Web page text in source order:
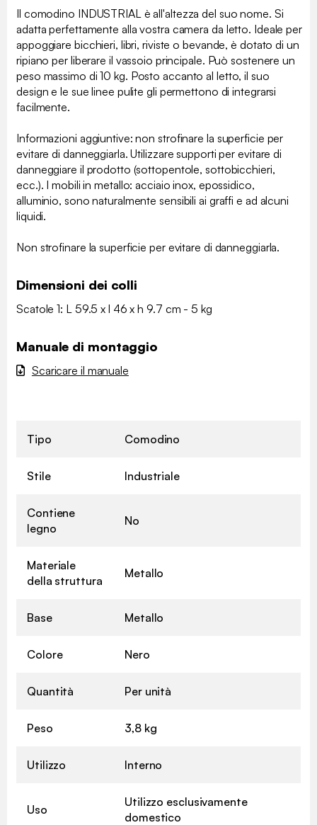
Il comodino INDUSTRIAL è all'altezza del suo nome. Si
adatta perfettamente alla vostra camera da letto. Ideale per
appoggiare bicchieri, libri, riviste o bevande, è dotato di un
ripiano per liberare il vassoio principale. Può sostenere un
peso massimo di 10 kg. Posto accanto al letto, il suo
design e le sue linee pulite gli permettono di integrarsi
facilmente.
Informazioni aggiuntive: non strofinare la superficie per
evitare di danneggiarla. Utilizzare supporti per evitare di
danneggiare il prodotto (sottopentole, sottobicchieri,
ecc.). I mobili in metallo: acciaio inox, epossidico,
alluminio, sono naturalmente sensibili ai graffi e ad alcuni
liquidi.
Non strofinare la superficie per evitare di danneggiarla.
Dimensioni dei colli
Scatole 1: L 59.5 x l 46 x h 9.7 cm - 5 kg
Manuale di montaggio
Scaricare il manuale
Tipo Comodino
Stile Industriale
Contiene
legno
No
Materiale
della struttura
Metallo
Base Metallo
Colore Nero
Quantità Per unità
Peso 3,8 kg
Utilizzo Interno
Uso
Utilizzo esclusivamente
domestico